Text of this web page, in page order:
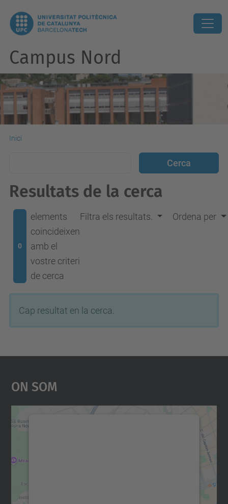
Campus Nord
Inici
Resultats de la cerca
0
elements
coincideixen
amb el
vostre criteri
de cerca
Filtra els resultats. Ordena per
Cap resultat en la cerca.
On Som